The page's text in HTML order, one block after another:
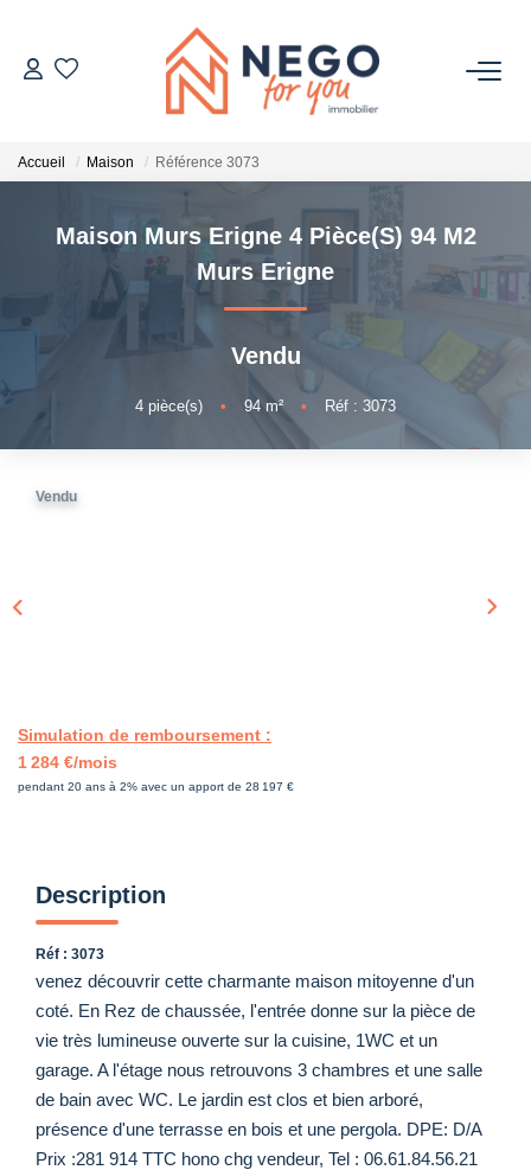
ACHETER
OFF MARKET
IMMOBILIER PRO
À PROPOS
Accueil Maison Référence 3073
Maison Murs Erigne 4 Pièce(s) 94 M2
Murs Erigne
Vendu
4 pièce(s) • 94 m² • Réf : 3073
Vendu
Simulation de remboursement :
1 284 €/mois
pendant 20 ans à 2% avec un apport de 28 197 €
Description
Réf : 3073
venez découvrir cette charmante maison mitoyenne d'un
coté. En Rez de chaussée, l'entrée donne sur la pièce de
vie très lumineuse ouverte sur la cuisine, 1WC et un
garage. A l'étage nous retrouvons 3 chambres et une salle
de bain avec WC. Le jardin est clos et bien arboré,
présence d'une terrasse en bois et une pergola. DPE: D/A
Prix :281 914 TTC hono chg vendeur, Tel : 06.61.84.56.21